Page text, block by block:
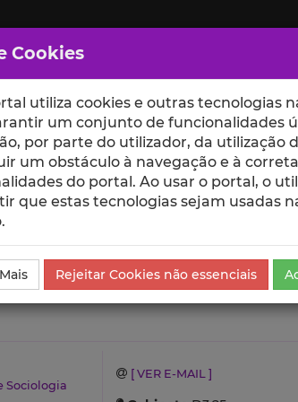
ESCOLAS
e Citações
Sociologia
[ VER E-MAIL ]
Cookies
utiliza cookies e outras tecnologias
um conjunto de funcionalidades
por parte do utilizador, da utilização
um obstáculo à navegação e à
do portal. Ao usar o portal, o
que estas tecnologias sejam usadas
Rejeitar Cookies não essenciais